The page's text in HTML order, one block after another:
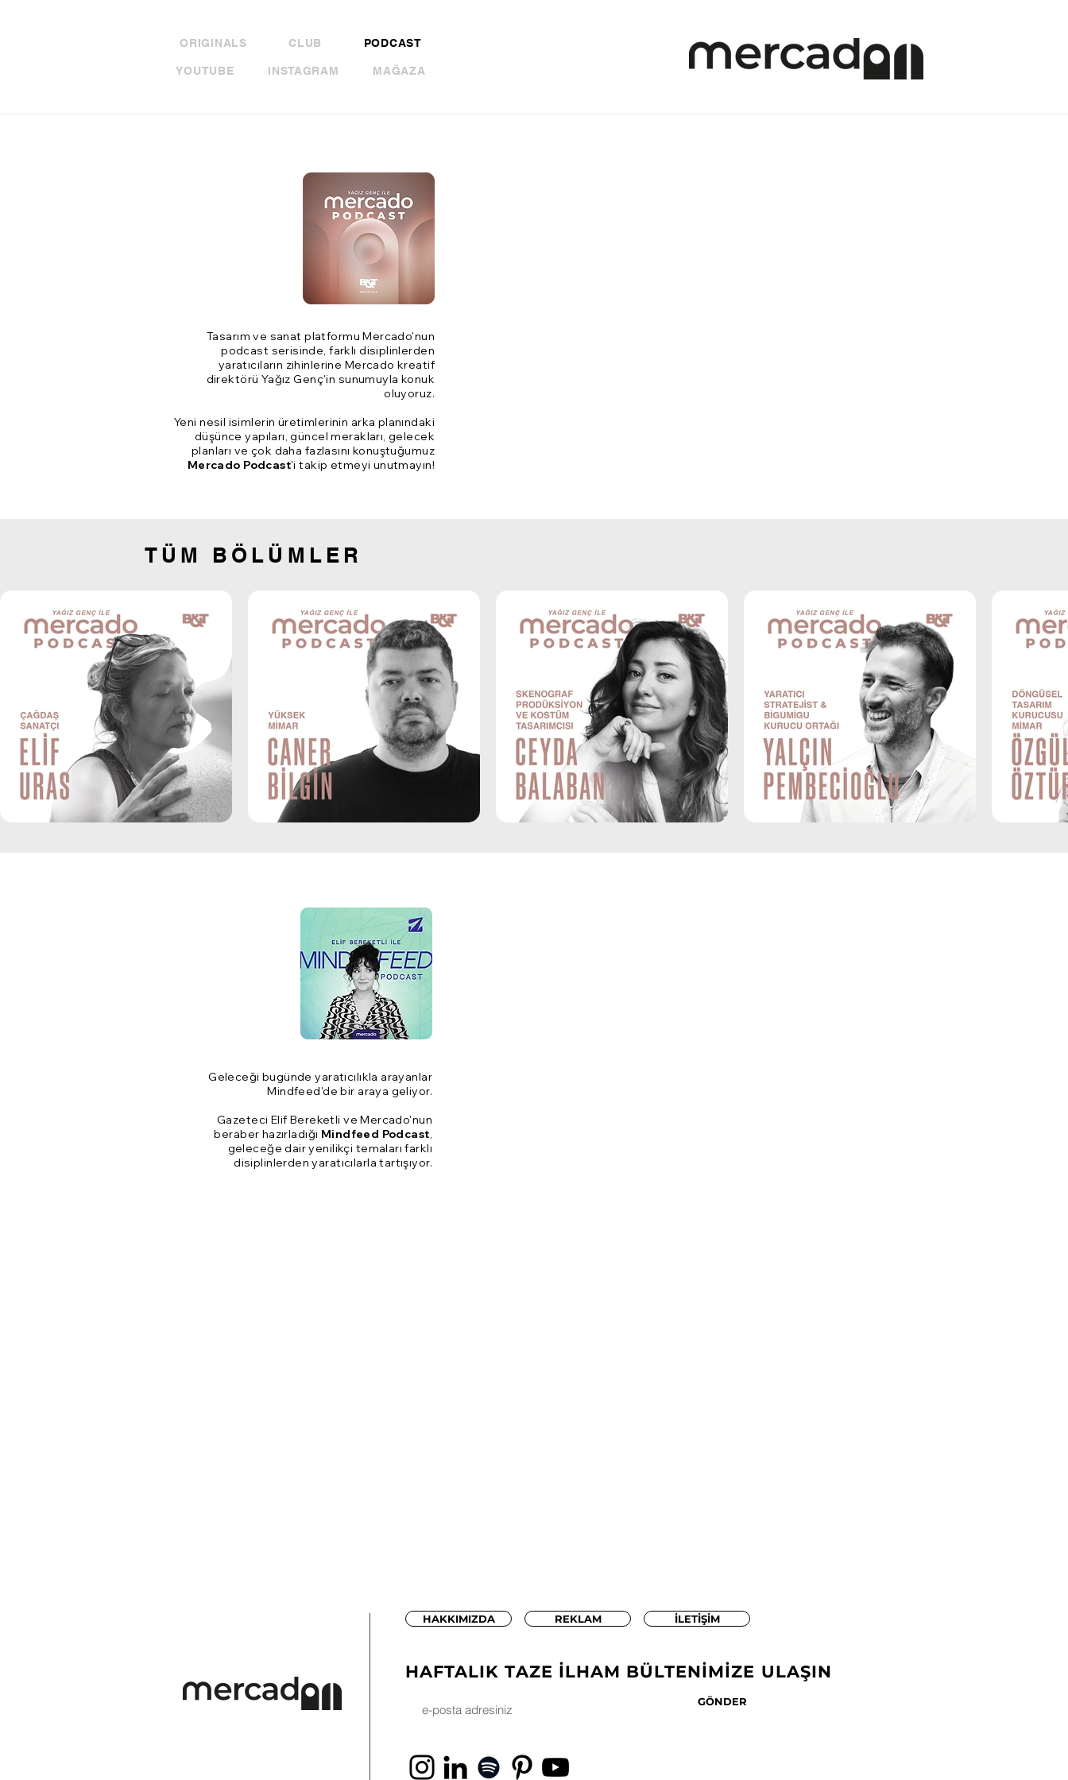
ORIGINALS CLUB PODCAST
YOUTUBE INSTAGRAM MAĞAZA
Tasarım ve sanat platformu Mercado'nun
podcast serisinde, farklı disiplinlerden
yaratıcıların zihinlerine Mercado kreatif
direktörü Yağız Genç'in sunumuyla konuk
oluyoruz.
Yeni nesil isimlerin üretimlerinin arka planındaki
düşünce yapıları, güncel merakları, gelecek
planları ve çok daha fazlasını konuştuğumuz
Mercado Podcast'i takip etmeyi unutmayın!
TÜM BÖLÜMLER
Geleceği bugünde yaratıcılıkla arayanlar
Mindfeed'de bir araya geliyor.
Gazeteci Elif Bereketli ve Mercado'nun
beraber hazırladığı Mindfeed Podcast,
geleceğe dair yenilikçi temaları farklı
disiplinlerden yaratıcılarla tartışıyor.
HAKKIMIZDA REKLAM İLETİŞİM
HAFTALIK TAZE İLHAM BÜLTENİMİZE ULAŞIN
GÖNDER